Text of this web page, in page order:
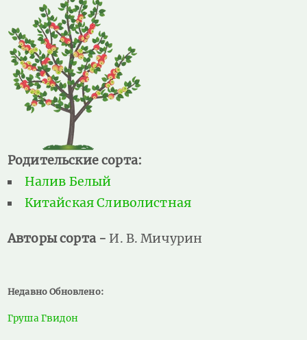
Родительские сорта:
Налив Белый
Китайская Сливолистная
Авторы сорта - И. В. Мичурин
Недавно Обновлено:
Груша Гвидон